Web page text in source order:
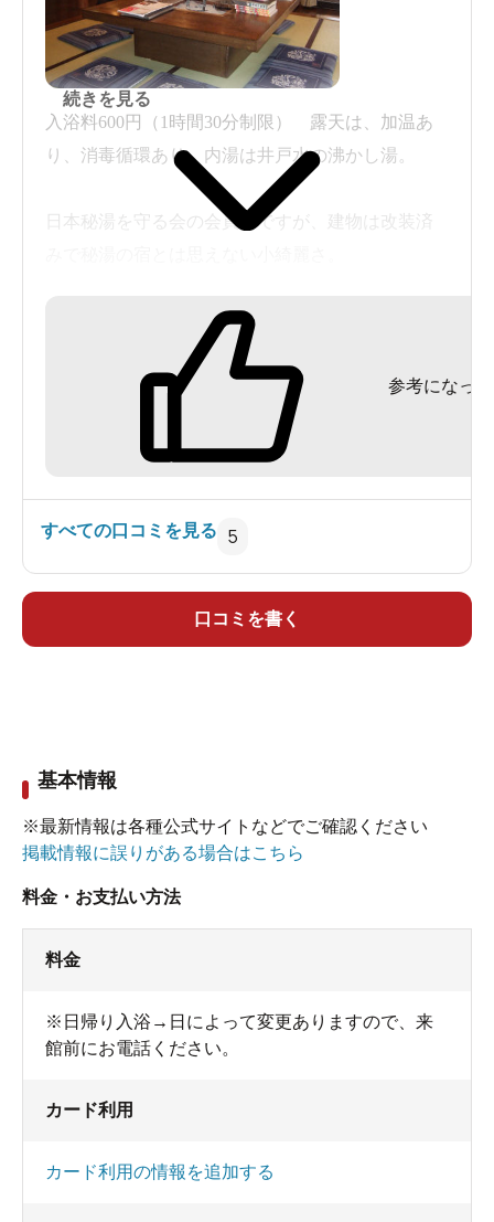
入浴料600円（1時間30分制限） 露天は、加温あ
り、消毒循環あり。内湯は井戸水の沸かし湯。
日本秘湯を守る会の会員宿ですが、建物は改装済
露天の湯小屋の入り口には、貴重品用の無料ロッ
カーがありますが使えるのは2～3箇所です。
脱衣所は棚に脱衣かごが10個ほどで、あまり広く
不潔ではないのですが室内に置かれた縁台の下
はあまり気にしていない様子。
肝心のお湯は、鉄分の濃そうな緑のにごり湯。
冬なので虫も枯葉も浮いてなかったのですが‥、
なんでしょう、黒い煤状のものが一杯浮いてまし
た。
無視して湯浴みしたいのですが、肩や胸元に張り
虫取り用の網は三つもありましたが、ちょっと使
用を躊躇してしまうような代物でして。
まいました。(-_-;)
かったので私には合わなかったのかも知れませ
続きを見る
参考になった
すべての口コミを見る 5
口コミを書く
基本情報
※最新情報は各種公式サイトなどでご確認ください
掲載情報に誤りがある場合はこちら
料金・お支払い方法
料金
※日帰り入浴→日によって変更ありますので、来
館前にお電話ください。
カード利用
カード利用の情報を追加する